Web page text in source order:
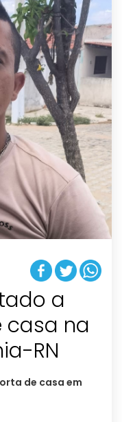
a
casa na
RN
de casa em